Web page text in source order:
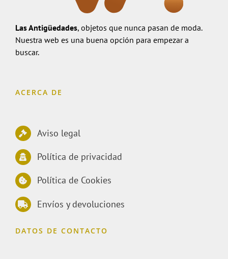
Las Antigüedades, objetos que nunca pasan de moda.
Nuestra web es una buena opción para empezar a
buscar.
ACERCA DE
Aviso legal
Política de privacidad
Política de Cookies
Envíos y devoluciones
DATOS DE CONTACTO